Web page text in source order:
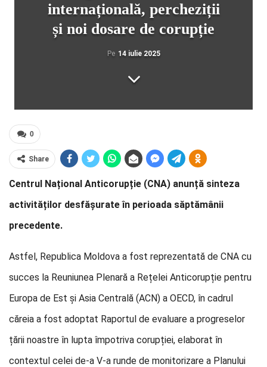
internațională, percheziții
și noi dosare de corupție
Pe 14 iulie 2025
0
Share
Centrul Național Anticorupție (CNA) anunță sinteza
activităților desfășurate în perioada săptămânii
precedente.
Astfel, Republica Moldova a fost reprezentată de CNA cu
succes la Reuniunea Plenară a Rețelei Anticorupție pentru
Europa de Est și Asia Centrală (ACN) a OECD, în cadrul
căreia a fost adoptat Raportul de evaluare a progreselor
țării noastre în lupta împotriva corupției, elaborat în
contextul celei de-a V-a runde de monitorizare a Planului